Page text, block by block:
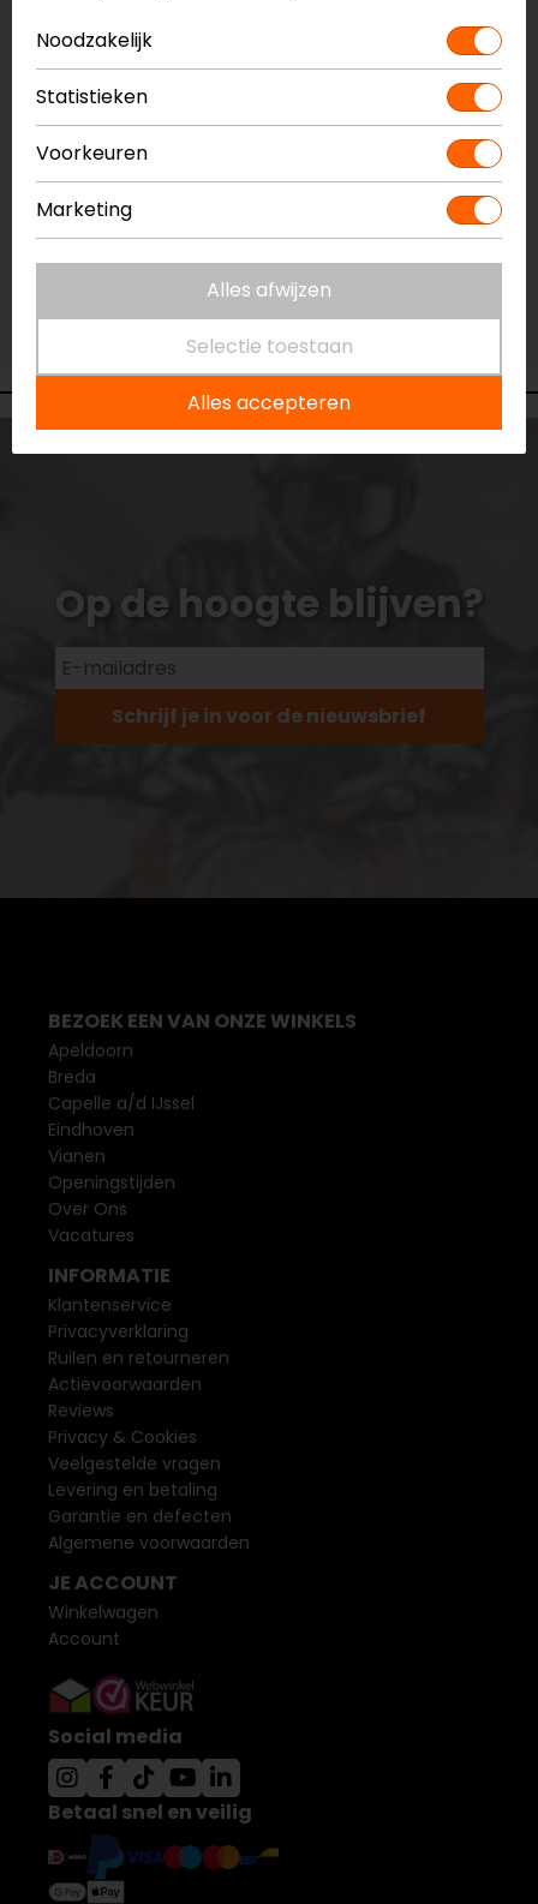
Niet op voorraad
Vestiging Breda
Niet op voorraad
Vestiging Capelle a/d IJssel
Niet op voorraad
Vestiging Eindhoven
Niet op voorraad
Op de hoogte blijven?
Schrijf je in voor de nieuwsbrief
Noodzakelijk
Statistieken
Voorkeuren
Marketing
Alles afwijzen
Selectie toestaan
Alles accepteren
BEZOEK EEN VAN ONZE WINKELS
Apeldoorn
Breda
Capelle a/d IJssel
Eindhoven
Vianen
Openingstijden
Over Ons
Vacatures
INFORMATIE
Klantenservice
Privacyverklaring
Ruilen en retourneren
Actievoorwaarden
Reviews
Privacy & Cookies
Veelgestelde vragen
Levering en betaling
Garantie en defecten
Algemene voorwaarden
JE ACCOUNT
Winkelwagen
Account
Social media
Betaal snel en veilig